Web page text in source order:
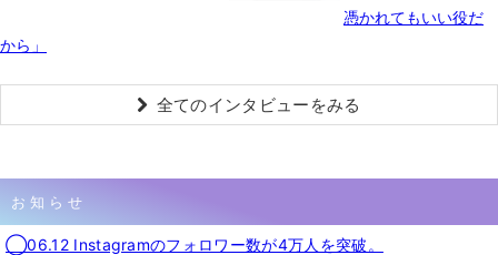
憑かれてもいい役だ
から」
全てのインタビューをみる
お知らせ
◯06.12 Instagramのフォロワー数が4万人を突破。